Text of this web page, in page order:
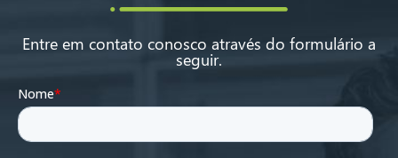
Entre em contato conosco através do formulário a
seguir.